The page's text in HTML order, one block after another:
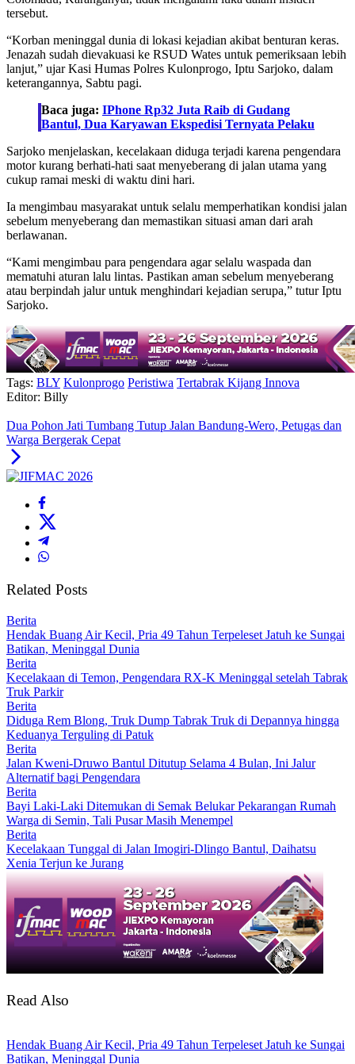
tersebut.
“Korban meninggal dunia di lokasi kejadian akibat benturan keras.
Jenazah sudah dievakuasi ke RSUD Wates untuk pemeriksaan lebih
lanjut,” ujar Kasi Humas Polres Kulonprogo, Iptu Sarjoko, dalam
keterangannya, Sabtu pagi.
Baca juga: IPhone Rp32 Juta Raib di Gudang
Bantul, Dua Karyawan Ekspedisi Ternyata Pelaku
Sarjoko menjelaskan, kecelakaan diduga terjadi karena pengendara
motor kurang berhati-hati saat menyeberang di jalan utama yang
cukup ramai meski di waktu dini hari.
Ia mengimbau masyarakat untuk selalu memperhatikan kondisi jalan
sebelum menyeberang dan memastikan situasi aman dari arah
berlawanan.
“Kami mengimbau para pengendara agar selalu waspada dan
mematuhi aturan lalu lintas. Pastikan aman sebelum menyeberang
atau berpindah jalur untuk menghindari kejadian serupa,” tutur Iptu
Sarjoko.
Tags: BLY Kulonprogo Peristiwa Tertabrak Kijang Innova
Editor: Billy
Dua Pohon Jati Tumbang Tutup Jalan Bandung-Wero, Petugas dan
Warga Bergerak Cepat
Related Posts
Berita
Hendak Buang Air Kecil, Pria 49 Tahun Terpeleset Jatuh ke Sungai
Batikan, Meninggal Dunia
Berita
Kecelakaan di Temon, Pengendara RX-K Meninggal setelah Tabrak
Truk Parkir
Berita
Diduga Rem Blong, Truk Dump Tabrak Truk di Depannya hingga
Keduanya Terguling di Patuk
Berita
Jalan Kweni-Druwo Bantul Ditutup Selama 4 Bulan, Ini Jalur
Alternatif bagi Pengendara
Berita
Bayi Laki-Laki Ditemukan di Semak Belukar Pekarangan Rumah
Warga di Semin, Tali Pusar Masih Menempel
Berita
Kecelakaan Tunggal di Jalan Imogiri-Dlingo Bantul, Daihatsu
Xenia Terjun ke Jurang
Read Also
Hendak Buang Air Kecil, Pria 49 Tahun Terpeleset Jatuh ke Sungai
Batikan, Meninggal Dunia